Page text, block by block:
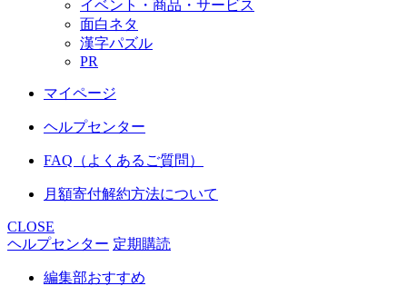
イベント・商品・サービス
面白ネタ
漢字パズル
PR
マイページ
ヘルプセンター
FAQ（よくあるご質問）
月額寄付解約方法について
CLOSE
ヘルプセンター 定期購読
編集部おすすめ